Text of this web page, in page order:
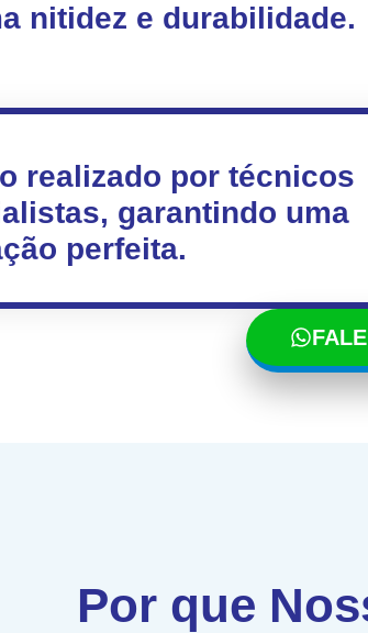
nitidez e durabilidade.
realizado por técnicos
garantindo uma
perfeita.
Por que